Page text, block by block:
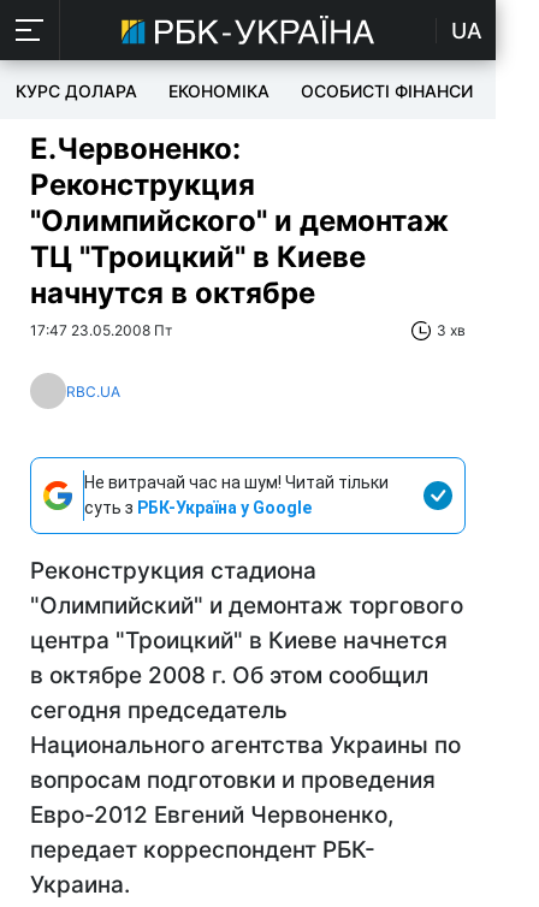
UA
КУРС ДОЛАРА ЕКОНОМІКА ОСОБИСТІ ФІНАНСИ
Е.Червоненко:
Реконструкция
"Олимпийского" и демонтаж
ТЦ "Троицкий" в Киеве
начнутся в октябре
17:47 23.05.2008 Пт 3 хв
RBC.UA
Не витрачай час на шум! Читай тільки
суть з РБК-Україна у Google
Реконструкция стадиона
"Олимпийский" и демонтаж торгового
центра "Троицкий" в Киеве начнется
в октябре 2008 г. Об этом сообщил
сегодня председатель
Национального агентства Украины по
вопросам подготовки и проведения
Евро-2012 Евгений Червоненко,
передает корреспондент РБК-
Украина.